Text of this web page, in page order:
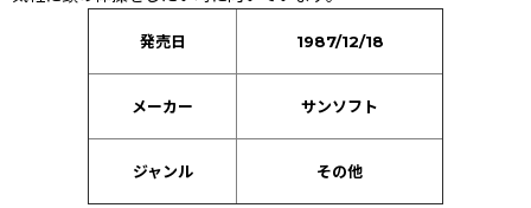
発売日 1987/12/18
メーカー サンソフト
ジャンル その他